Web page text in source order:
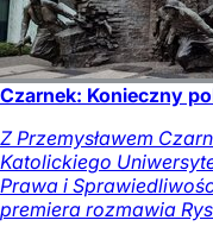
Czarnek: Konieczny
Z Przemysławem
Katolickiego
Prawa i
premiera rozmawia